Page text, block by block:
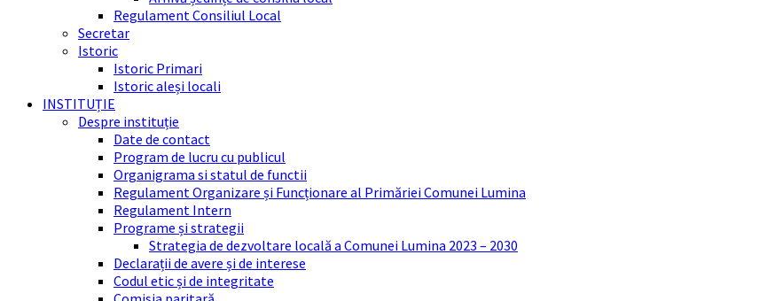
Regulament Consiliul Local
Secretar
Istoric
Istoric Primari
Istoric aleși locali
INSTITUȚIE
Despre instituție
Date de contact
Program de lucru cu publicul
Organigrama si statul de functii
Regulament Organizare și Funcționare al Primăriei Comunei Lumina
Regulament Intern
Programe și strategii
Strategia de dezvoltare locală a Comunei Lumina 2023 – 2030
Declarații de avere și de interese
Codul etic și de integritate